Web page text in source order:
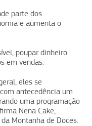
parte dos
e aumenta o
poupar dinheiro
em vendas.
eles se
antecedência um
uma programação
Nena Cake,
Montanha de Doces.